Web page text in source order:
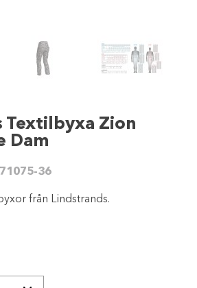
Textilbyxa Zion
Dam
36
från Lindstrands.